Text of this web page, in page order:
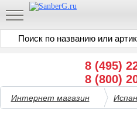
8 (495)
8 (800)
Интернет магазин